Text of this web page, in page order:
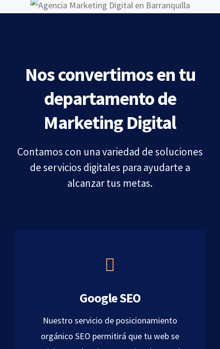
Nos convertimos en tu
departamento de
Marketing Digital
Contamos con una variedad de soluciones
de servicios digitales para ayudarte a
alcanzar tus metas.
Google SEO
Nuestro servicio de posicionamiento
orgánico SEO permitirá que tu web se